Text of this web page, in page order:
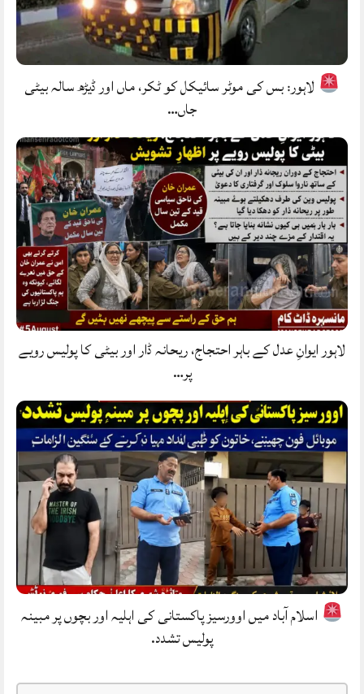
لاہور: بس کی موٹر سائیکل کو ٹکر، ماں اور ڈیڑھ سالہ بیٹی
جاں…
لاہور ایوانِ عدل کے باہر احتجاج، ریحانہ ڈار اور بیٹی کا پولیس رویے
پر…
اسلام آباد میں اوورسیز پاکستانی کی اہلیہ اور بچوں پر مبینہ
پولیس تشدد.